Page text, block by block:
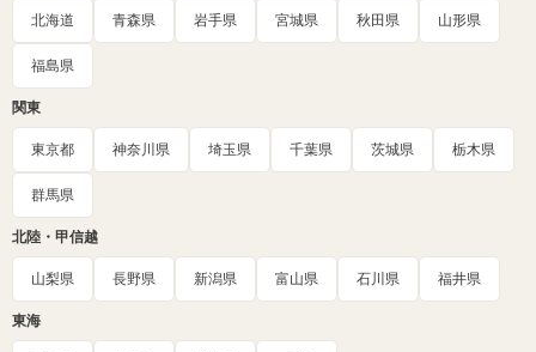
北海道 青森県 岩手県 宮城県 秋田県 山形県
福島県
関東
東京都 神奈川県 埼玉県 千葉県 茨城県 栃木県
群馬県
北陸・甲信越
山梨県 長野県 新潟県 富山県 石川県 福井県
東海